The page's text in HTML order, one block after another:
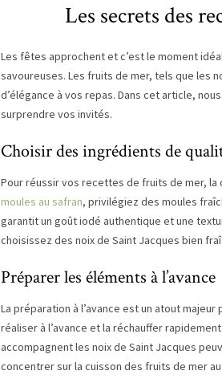
Les secrets des
Les fêtes approchent et c’est le moment
savoureuses. Les fruits de mer, tels que les
d’élégance à vos repas. Dans cet article,
surprendre vos invités.
Choisir des ingrédients de
Pour réussir vos recettes de fruits de mer,
moules au safran, privilégiez des moules
garantit un goût iodé authentique et une
choisissez des noix de Saint Jacques bien
Préparer les éléments à l’avance
La préparation à l’avance est un atout
réaliser à l’avance et la réchauffer
accompagnent les noix de Saint Jacques
concentrer sur la cuisson des fruits de mer